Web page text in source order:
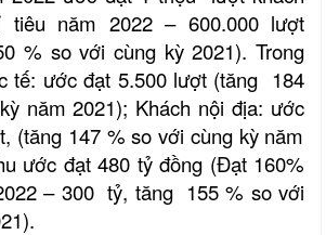
tiêu năm 2022 – 600.000lượt
% so với cùng kỳ 2021). Trong
tế: ướcđạt 5.500lượt (tăng 184
năm 2021); Khách nội địa: ước
(tăng 147 % so với cùng kỳ năm
ước đạt480 tỷ đồng (Đạt 160%
– 300 tỷ, tăng 155% so với